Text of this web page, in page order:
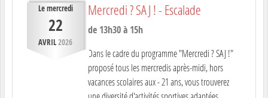
Lemercredi
22
AVRIL2026
Mercredi ? SAJ ! - Escalade
de 13h30 à 15h
Dans le cadre du programme "Mercredi ? SAJ !"
proposé tous les mercredis après-midi, hors
vacances scolaires aux - 21 ans, vous trouverez